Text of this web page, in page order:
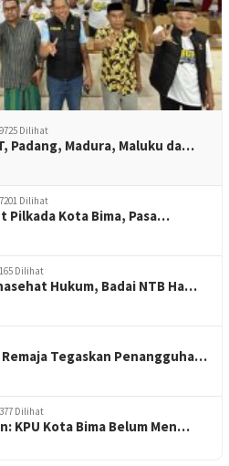
Dilihat
Padang, Madura, Maluku da…
Dilihat
Pilkada Kota Bima, Pasa…
Dilihat
Hukum, Badai NTB Ha…
Tegaskan Penangguha…
Dilihat
KPU Kota Bima Belum Men…